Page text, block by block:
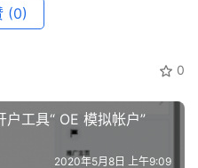
(0)
0
工具“ OE 模拟帐户”
2020年5月8日 上午9:09